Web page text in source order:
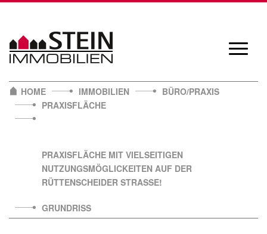
content
HOME
IMMOBILIEN
BÜRO/PRAXIS
PRAXISFLÄCHE
PRAXISFLÄCHE MIT VIELSEITIGEN
NUTZUNGSMÖGLICKEITEN AUF DER
RÜTTENSCHEIDER STRASSE!
GRUNDRISS